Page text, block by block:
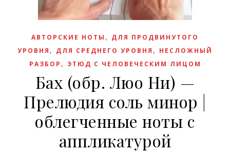
АВТОРСКИЕ НОТЫ , ДЛЯ ПРОДВИНУТОГО
УРОВНЯ , ДЛЯ СРЕДНЕГО УРОВНЯ , НЕСЛОЖНЫЙ
РАЗБОР , ЭТЮД С ЧЕЛОВЕЧЕСКИМ ЛИЦОМ
Бах (обр. Люо Ни) —
Прелюдия соль минор |
облегченные ноты с
аппликатурой